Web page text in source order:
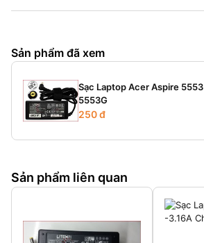
Sản phẩm đã xem
Sạc Laptop Acer Aspire 5553
5553G
250 đ
Sản phẩm liên quan